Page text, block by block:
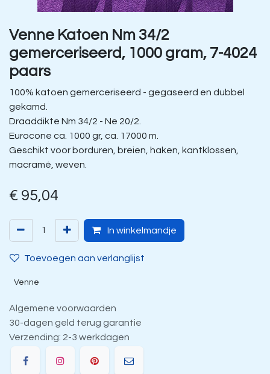
Venne Katoen Nm 34/2
gemerceriseerd, 1000 gram, 7-4024
paars
100% katoen gemerceriseerd - gegaseerd en dubbel
gekamd.
Draaddikte Nm 34/2 - Ne 20/2.
Eurocone ca. 1000 gr, ca. 17000 m.
Geschikt voor borduren, breien, haken, kantklossen,
macramé, weven.
€ 95,04
In winkelmandje
Toevoegen aan verlanglijst
Venne
Algemene voorwaarden
30-dagen geld terug garantie
Verzending: 2-3 werkdagen